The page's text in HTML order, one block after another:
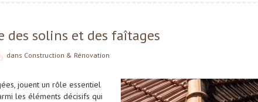
des solins et des faîtages
dans Construction & Rénovation
jouent un rôle essentiel
les éléments décisifs qui